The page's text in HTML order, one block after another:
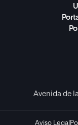
Avenida de
Aviso Legal